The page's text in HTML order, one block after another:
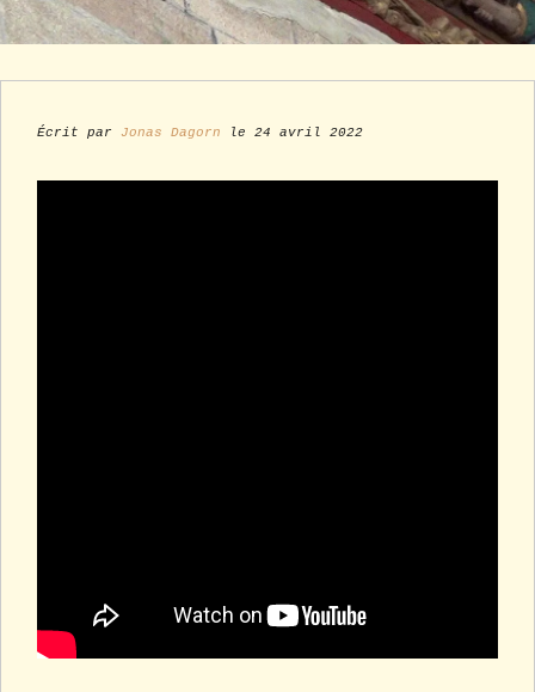
Écrit par Jonas Dagorn le 24 avril 2022